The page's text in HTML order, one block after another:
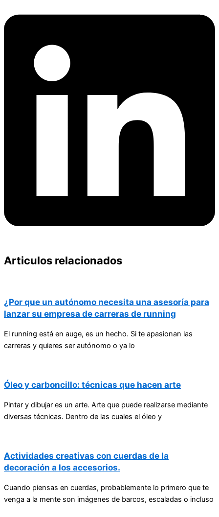
Articulos relacionados
¿Por que un autónomo necesita una asesoría para
lanzar su empresa de carreras de running
El running está en auge, es un hecho. Si te apasionan las
carreras y quieres ser autónomo o ya lo
Óleo y carboncillo: técnicas que hacen arte
Pintar y dibujar es un arte. Arte que puede realizarse mediante
diversas técnicas. Dentro de las cuales el óleo y
Actividades creativas con cuerdas de la
decoración a los accesorios.
Cuando piensas en cuerdas, probablemente lo primero que te
venga a la mente son imágenes de barcos, escaladas o incluso